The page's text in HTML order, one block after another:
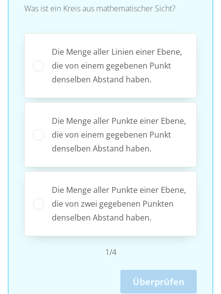
Was ist ein Kreis aus mathematischer Sicht?
Die Menge aller Linien einer Ebene,
die von einem gegebenen Punkt
denselben Abstand haben.
Die Menge aller Punkte einer Ebene,
die von einem gegebenen Punkt
denselben Abstand haben.
Die Menge aller Punkte einer Ebene,
die von zwei gegebenen Punkten
denselben Abstand haben.
1/4
Überprüfen